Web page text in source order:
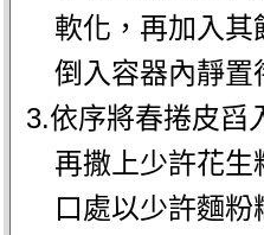
軟化，再加入其
倒入容器內靜置
3.依序將春捲皮舀
再撒上少許花生
口處以少許麵粉